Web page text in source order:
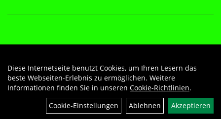
Diese Internetseite benutzt Cookies, um Ihren Lesern das
beste Webseiten-Erlebnis zu ermöglichen. Weitere
Informationen finden Sie in unseren Cookie-Richtlinien.
Cookie-Einstellungen
Ablehnen Akzeptieren
Auftrag widerrufen